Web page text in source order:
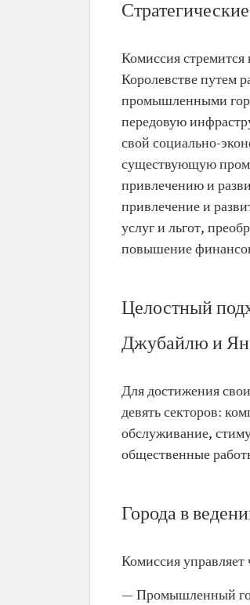
Комиссия
Королевстве путем
промышленными
передовую
свой социально-
существующую
привлечению и
привлечение и
услуг и льгот,
повышение
Целостный
Джубайлю и
Для достижения
девять секторов:
обслуживание,
общественные
Города в
Комиссия
— Промышленный